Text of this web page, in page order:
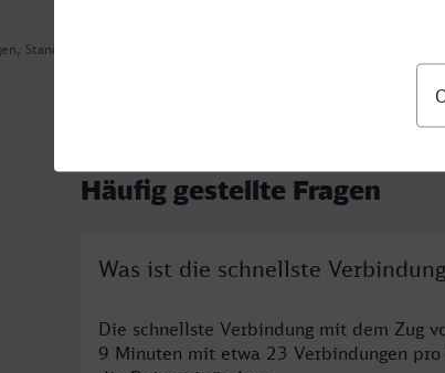
Stand: 2026-08-05 17:07
Häufig gestellte Fragen
Was ist die schnellste
Die schnellste Verbindung mit dem Zug
9 Minuten mit etwa 23 Verbindungen pro